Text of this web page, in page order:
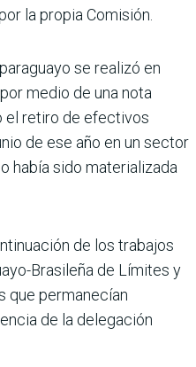
la propia Comisión.
se realizó en
medio de una nota
el retiro de efectivos
de ese año en un sector
había sido materializada
de los trabajos
Brasileña de Límites y
que permanecían
de la delegación